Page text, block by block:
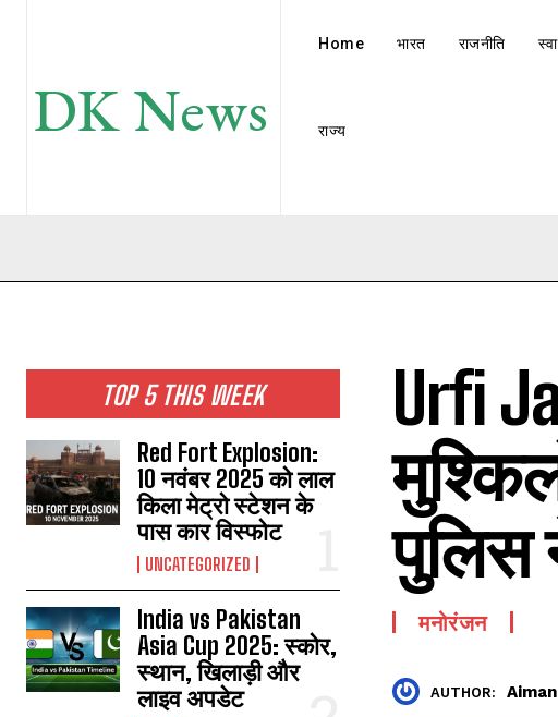
DK News
Home भारत राजनीति
राज्य
TOP 5 THIS WEEK
Red Fort Explosion:
10 नवंबर 2025 को लाल
किला मेट्रो स्टेशन के
पास कार विस्फोट
UNCATEGORIZED
India vs Pakistan
Asia Cup 2025: स्कोर,
स्थान, खिलाड़ी और
लाइव अपडेट
Urfi
पुलिस
मनोरंजन
AUTHOR: Aiman